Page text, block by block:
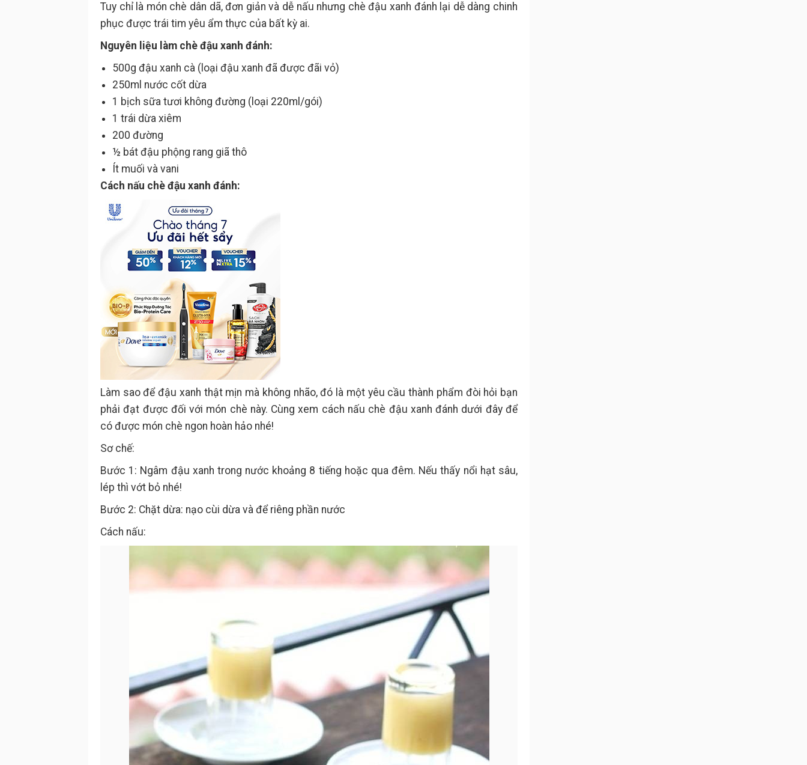
Tuy chỉ là món chè dân dã, đơn giản và dễ nấu nhưng chè đậu xanh đánh lại dễ dàng chinh
phục được trái tim yêu ẩm thực của bất kỳ ai.
Nguyên liệu làm chè đậu xanh đánh:
500g đậu xanh cà (loại đậu xanh đã được đãi vỏ)
250ml nước cốt dừa
1 bịch sữa tươi không đường (loại 220ml/gói)
1 trái dừa xiêm
200 đường
½ bát đậu phộng rang giã thô
Ít muối và vani
Cách nấu chè đậu xanh đánh:
Làm sao để đậu xanh thật mịn mà không nhão, đó là một yêu cầu thành phẩm đòi hỏi bạn
phải đạt được đối với món chè này. Cùng xem cách nấu chè đậu xanh đánh dưới đây để
có được món chè ngon hoàn hảo nhé!
Sơ chế:
Bước 1: Ngâm đậu xanh trong nước khoảng 8 tiếng hoặc qua đêm. Nếu thấy nổi hạt sâu,
lép thì vớt bỏ nhé!
Bước 2: Chặt dừa: nạo cùi dừa và để riêng phần nước
Cách nấu: